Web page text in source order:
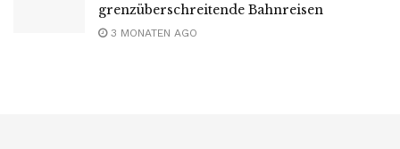
grenzüberschreitende Bahnreisen
3 MONATEN AGO